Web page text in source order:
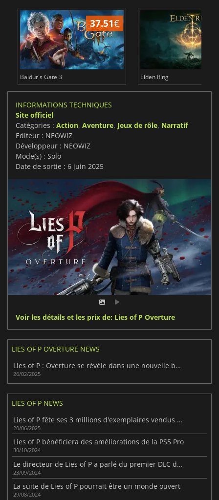
37.51€
Baldur's Gate 3 Elden Ring
INFORMATIONS TECHNIQUES
Site officiel
Catégories : Action, Aventure, Jeux de rôle, Narratif
Editeur : NEOWIZ
Développeur : NEOWIZ
Mode(s) : Solo
Date de sortie : 6 juin 2025
Voir les détails et les prix de: Lies of P Overture
LIES OF P OVERTURE NEWS
Lies of P : Overture se révèle dans une nouvelle bande-annonce captivante
26/02/2025
LIES OF P NEWS
Lies of P fête ses 3 millions d'exemplaires vendus suite à la sortie du DLC Overture
20/06/2025
Lies of P bénéficiera des améliorations de la PS5 Pro
30/10/2024
Le directeur de Lies of P a parlé du premier DLC du jeu
23/09/2024
La suite de Lies of P pourrait être un monde ouvert
29/08/2024